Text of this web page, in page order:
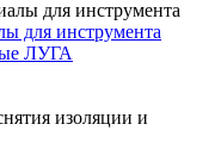
для инструмента
ЛУГА